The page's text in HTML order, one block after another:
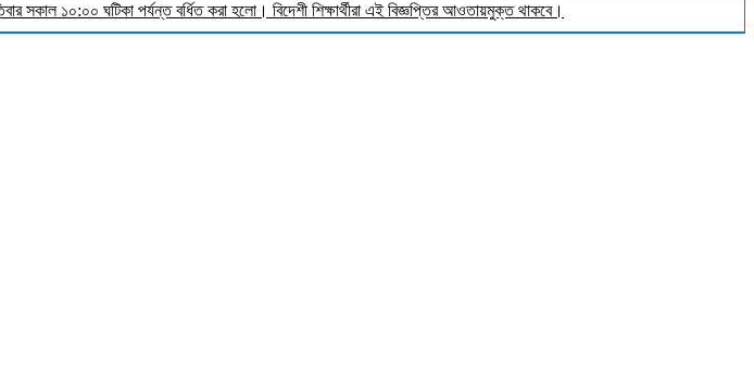
সকাল ১০:০০ ঘটিকা পর্যন্ত বর্ধিত করা হলো। বিদেশী শিক্ষার্থীরা এই বিজ্ঞপ্তির আওতায়মুক্ত থাকবে।